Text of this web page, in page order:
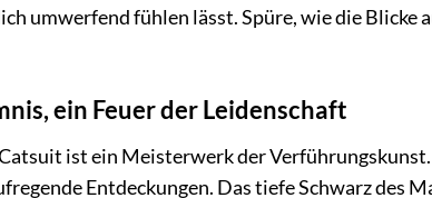
umwerfend fühlen lässt. Spüre, wie die Blicke
ein Feuer der Leidenschaft
ist ein Meisterwerk der
Entdeckungen. Das tiefe Schwarz des